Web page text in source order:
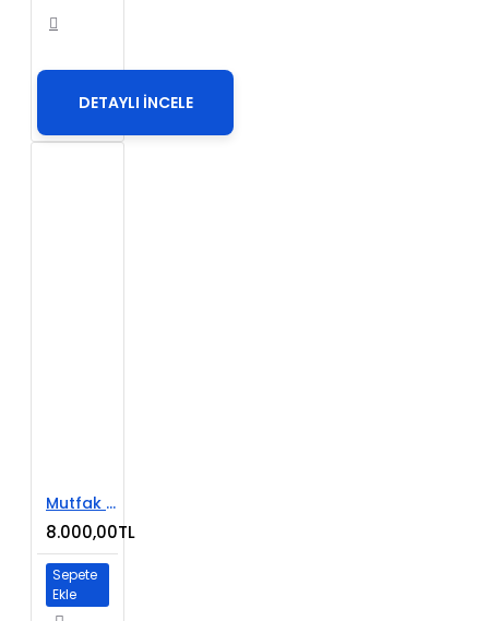
DETAYLI İNCELE
Mutfak ve Banyo Dekorasyon Sitesi
8.000,00TL
Sepete
Ekle